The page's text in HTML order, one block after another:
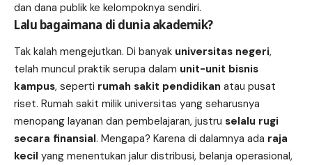
dan dana publik ke kelompoknya sendiri.
Lalu bagaimana di dunia akademik?
Tak kalah mengejutkan. Di banyak universitas negeri,
telah muncul praktik serupa dalam unit-unit bisnis
kampus, seperti rumah sakit pendidikan atau pusat
riset. Rumah sakit milik universitas yang seharusnya
menopang layanan dan pembelajaran, justru selalu rugi
secara finansial. Mengapa? Karena di dalamnya ada raja
kecil yang menentukan jalur distribusi, belanja operasional,